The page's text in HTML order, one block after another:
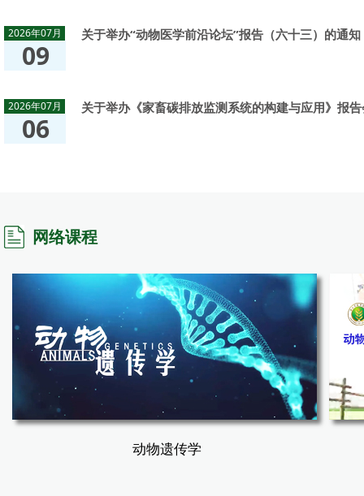
2026年07月
09
关于举办“动物医学前沿论坛”报告（六十三）的通知
2026年07月
06
关于举办《家畜碳排放监测系统的构建与应用》报
网络课程
动物遗传学